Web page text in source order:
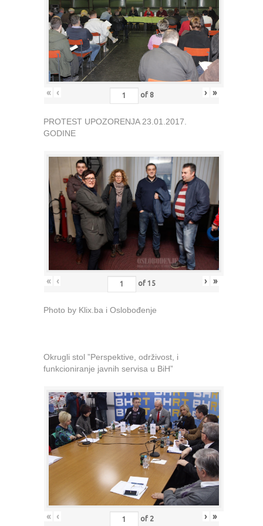
« ‹ of 8 › »
PROTEST UPOZORENJA 23.01.2017.
GODINE
« ‹ of 15 › »
Photo by Klix.ba i Oslobođenje
Okrugli stol ”Perspektive, održivost, i
funkcioniranje javnih servisa u BiH”
« ‹ of 2 › »